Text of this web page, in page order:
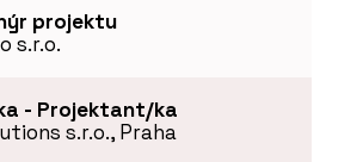
projektu
s.r.o.
- Projektant/ka
s.r.o., Praha